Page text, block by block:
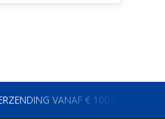
VANAF € 100 BINNEN